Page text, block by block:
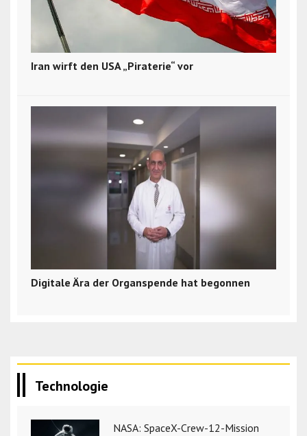
Iran wirft den USA „Piraterie“ vor
Digitale Ära der Organspende hat begonnen
Technologie
NASA: SpaceX-Crew-12-Mission